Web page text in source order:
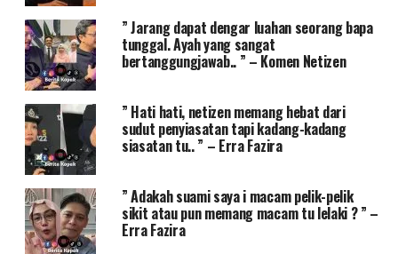
” Jarang dapat dengar luahan seorang bapa
tunggal. Ayah yang sangat
bertanggungjawab.. ” – Komen Netizen
” Hati hati, netizen memang hebat dari
sudut penyiasatan tapi kadang-kadang
siasatan tu.. ” – Erra Fazira
” Adakah suami saya i macam pelik-pelik
sikit atau pun memang macam tu lelaki ? ” –
Erra Fazira